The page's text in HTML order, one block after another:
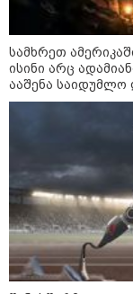
სამხრეთ
ისინი არც
ააშენა საიდუმლო